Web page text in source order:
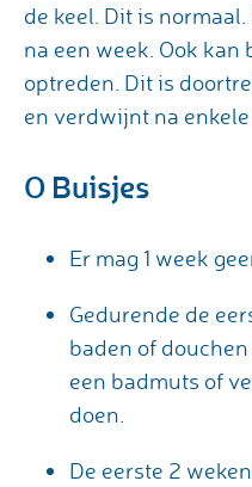
de keel. Dit is
na een week. Ook
optreden. Dit is
en verdwijnt na
O Buisjes
Er mag 1 week
Gedurende de
baden of
een badmuts of
doen.
De eerste 2